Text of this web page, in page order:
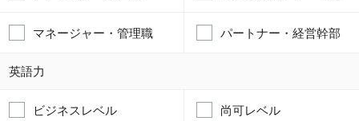
マネージャー・管理職 パートナー・経営幹部
英語力
ビジネスレベル 尚可レベル